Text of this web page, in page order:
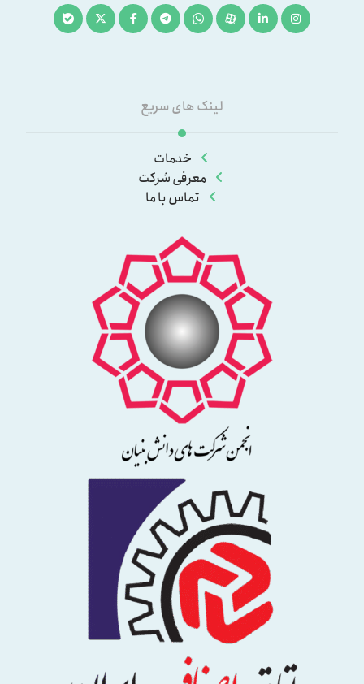
لینک های سریع
خدمات
معرفی شرکت
تماس با ما